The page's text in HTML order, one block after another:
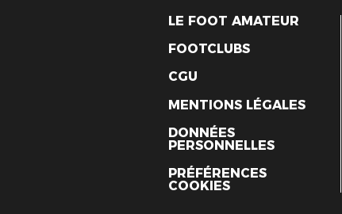
LE FOOT AMATEUR
FOOTCLUBS
CGU
MENTIONS LÉGALES
DONNÉES
PERSONNELLES
PRÉFÉRENCES
COOKIES